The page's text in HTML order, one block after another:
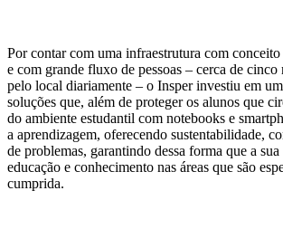
Por contar com uma infraestrutura com conceito
e com grande fluxo de pessoas – cerca de cinco
pelo local diariamente – o Insper investiu em
soluções que, além de proteger os alunos que
do ambiente estudantil com notebooks e
a aprendizagem, oferecendo sustentabilidade,
de problemas, garantindo dessa forma que a
educação e conhecimento nas áreas que são
cumprida.